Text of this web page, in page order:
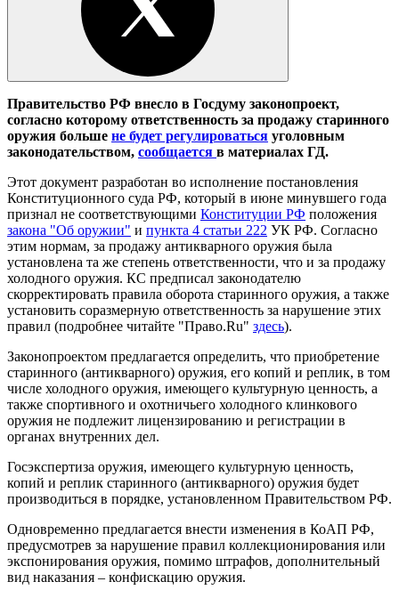
Правительство РФ внесло в Госдуму законопроект,
согласно которому ответственность за продажу старинного
оружия больше не будет регулироваться уголовным
законодательством, сообщается в материалах ГД.
Этот документ разработан во исполнение постановления
Конституционного суда РФ, который в июне минувшего года
признал не соответствующими Конституции РФ положения
закона "Об оружии" и пункта 4 статьи 222 УК РФ. Согласно
этим нормам, за продажу антикварного оружия была
установлена та же степень ответственности, что и за продажу
холодного оружия. КС предписал законодателю
скорректировать правила оборота старинного оружия, а также
установить соразмерную ответственность за нарушение этих
правил (подробнее читайте "Право.Ru" здесь).
Законопроектом предлагается определить, что приобретение
старинного (антикварного) оружия, его копий и реплик, в том
числе холодного оружия, имеющего культурную ценность, а
также спортивного и охотничьего холодного клинкового
оружия не подлежит лицензированию и регистрации в
органах внутренних дел.
Госэкспертиза оружия, имеющего культурную ценность,
копий и реплик старинного (антикварного) оружия будет
производиться в порядке, установленном Правительством РФ.
Одновременно предлагается внести изменения в КоАП РФ,
предусмотрев за нарушение правил коллекционирования или
экспонирования оружия, помимо штрафов, дополнительный
вид наказания – конфискацию оружия.